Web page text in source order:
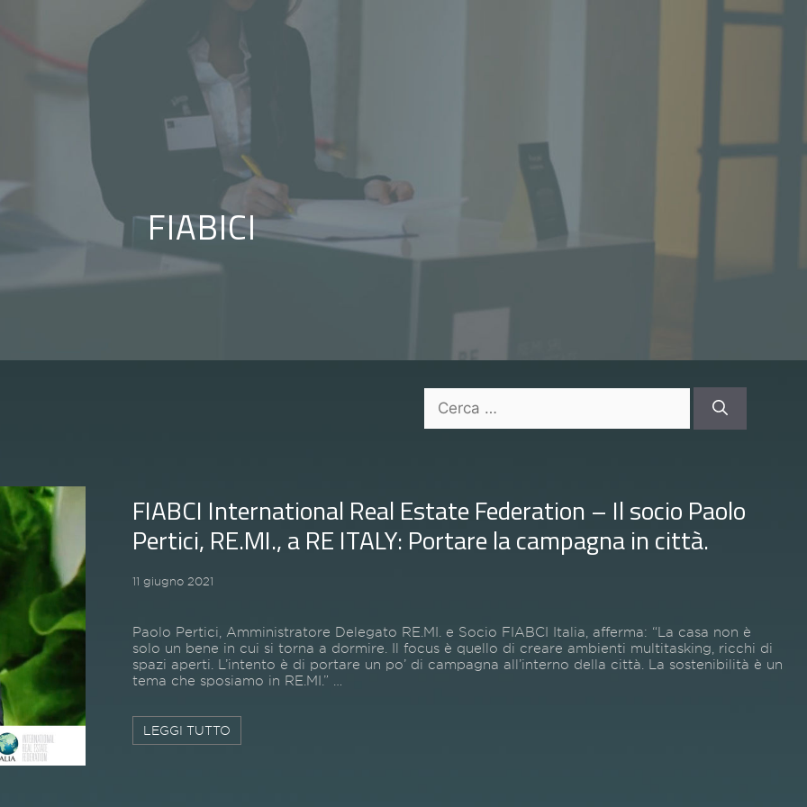
FIABICI
per:
FIABCI International Real Estate Federation – Il socio Paolo
Pertici, RE.MI., a RE ITALY: Portare la campagna in città.
11 giugno 2021
Paolo Pertici, Amministratore Delegato RE.MI. e Socio FIABCI Italia, afferma: “La casa non è
solo un bene in cui si torna a dormire. Il focus è quello di creare ambienti multitasking, ricchi di
spazi aperti. L’intento è di portare un po’ di campagna all’interno della città. La sostenibilità è un
tema che sposiamo in RE.MI.” …
LEGGI TUTTO